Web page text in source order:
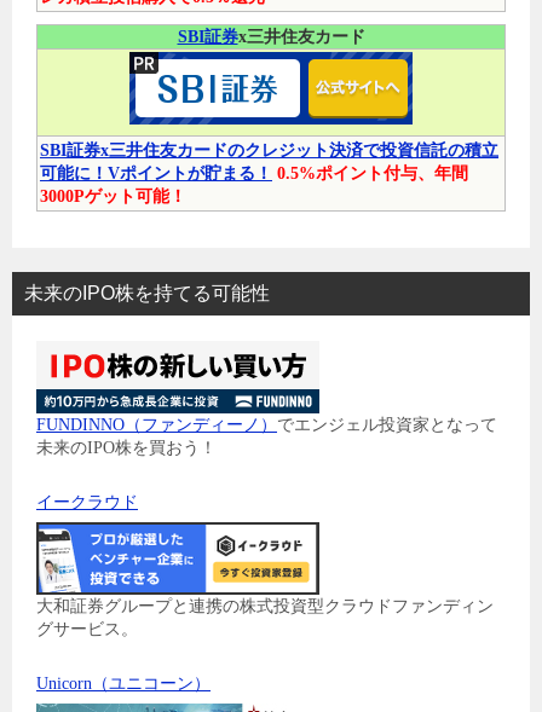
SBI証券x三井住友カード
SBI証券x三井住友カードのクレジット決済で投資信託の積立
可能に！Vポイントが貯まる！ 0.5%ポイント付与、年間
3000Pゲット可能！
未来のIPO株を持てる可能性
FUNDINNO（ファンディーノ） でエンジェル投資家となって
未来のIPO株を買おう！
イークラウド
大和証券グループと連携の株式投資型クラウドファンディン
グサービス。
Unicorn（ユニコーン）